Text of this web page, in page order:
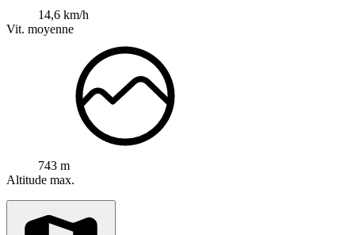
14,6 km/h
Vit. moyenne
743 m
Altitude max.